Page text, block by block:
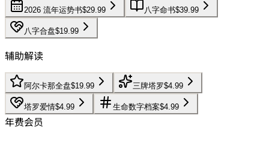
2026 流年运势书$29.99 八字命书$39.99
八字合盘$19.99
辅助解读
阿尔卡那全盘$19.99 三牌塔罗$4.99
塔罗爱情$4.99 生命数字档案$4.99
年费会员